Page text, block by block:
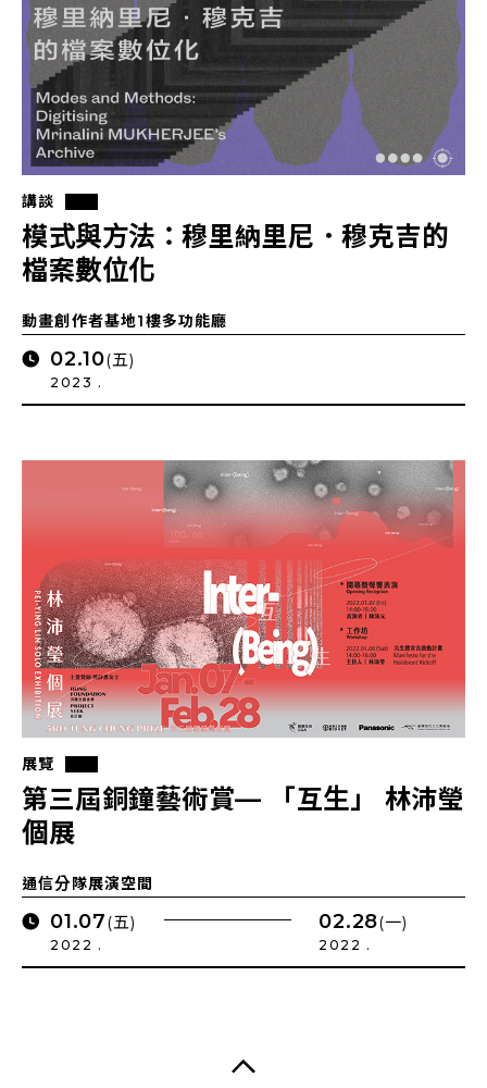
講談
模式與方法：穆里納里尼．穆克吉的
檔案數位化
動畫創作者基地1樓多功能廳
02.10(五)
2023 .
展覽
第三屆銅鐘藝術賞— 「互生」 林沛瑩
個展
通信分隊展演空間
01.07(五)
2022 .
02.28(一)
2022 .